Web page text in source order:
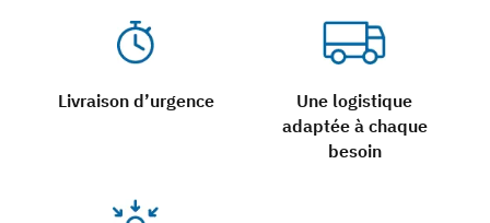
Livraison d’urgence
Une logistique
adaptée à chaque
besoin